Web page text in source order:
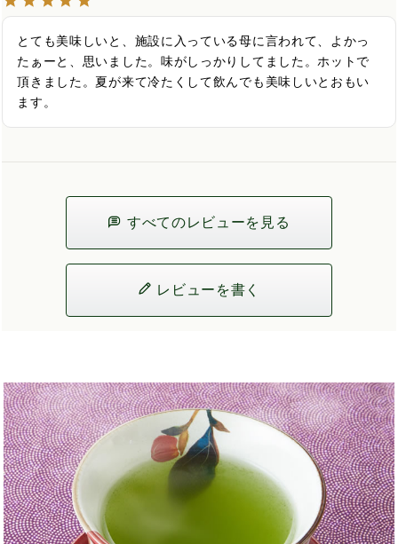
とても美味しいと、施設に入っている母に言われて、よかっ
たぁーと、思いました。味がしっかりしてました。ホットで
頂きました。夏が来て冷たくして飲んでも美味しいとおもい
ます。
すべてのレビューを見る
レビューを書く